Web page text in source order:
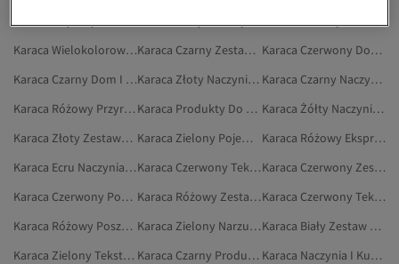
Karaca Wielokolorowy Organizacja Kuchni
Karaca Czarny Zestaw Obiadowy
Karaca Czerwony Dom I Meble
Karaca Czarny Dom I Meble
Karaca Złoty Naczynia I Kuchnia
Karaca Czarny Naczynia I Kuchnia
Karaca Różowy Przyrządzanie Potraw
Karaca Produkty Do Prezentacji Herbaty I Kawy
Karaca Żółty Naczynia I Kuchnia
Karaca Złoty Zestawy Szczypiec Do Serwowania
Karaca Zielony Pojemniki Na Lunch
Karaca Różowy Ekspres Do Kawy Po Turecku
Karaca Ecru Naczynia I Kuchnia
Karaca Czerwony Tekstylia Do Sypialni
Karaca Czerwony Zestawy Blenderów
Karaca Czerwony Poszwy Na Kołdrę Dwuosobową
Karaca Różowy Zestawy Narzut
Karaca Czerwony Tekstylia Domowe
Karaca Różowy Poszwy Na Kołdrę Dwuosobową
Karaca Zielony Narzuty Jednoosobowe I Zestawy Narzut
Karaca Biały Zestaw Obiadowy
Karaca Zielony Tekstylia Domowe
Karaca Czarny Produkty Do Prezentacji Herbaty I Kawy
Karaca Naczynia I Kuchnia